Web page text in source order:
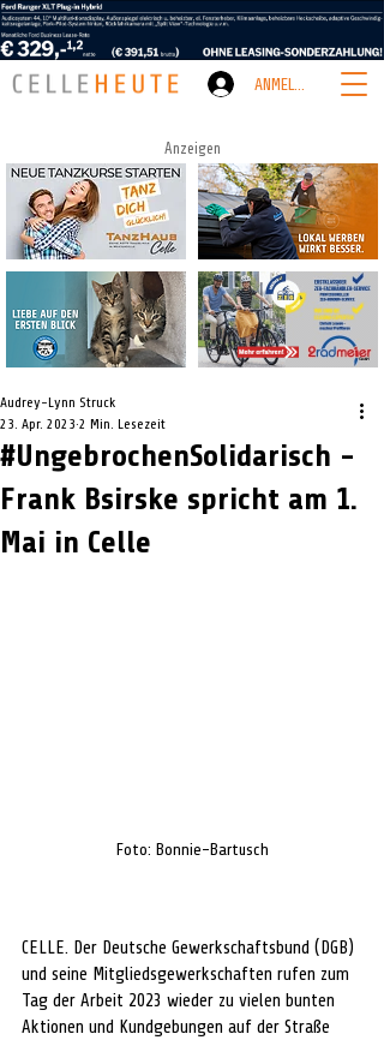
ANMELDEN
Anzeigen
#UngebrochenSolidarisch -
Frank Bsirske spricht am 1.
Mai in Celle
Audrey-Lynn Struck
23. Apr. 2023 2 Min. Lesezeit
Foto: Bonnie-Bartusch
CELLE. Der Deutsche Gewerkschaftsbund (DGB)
und seine Mitgliedsgewerkschaften rufen zum
Tag der Arbeit 2023 wieder zu vielen bunten
Aktionen und Kundgebungen auf der Straße